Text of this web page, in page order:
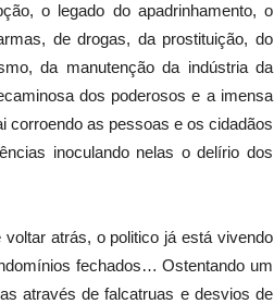
o legado do apadrinhamento, o
de drogas, da prostituição, do
da manutenção da indústria da
dos poderosos e a imensa
corroendo as pessoas e os cidadãos
inoculando nelas o delírio dos
atrás, o politico já está vivendo
fechados… Ostentando um
através de falcatruas e desvios de